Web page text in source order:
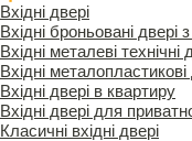
Вхідні двері
Вхідні броньовані
Вхідні металеві технічні
Вхідні металопластикові
Вхідні двері в квартиру
Вхідні двері для
Класичні вхідні двері